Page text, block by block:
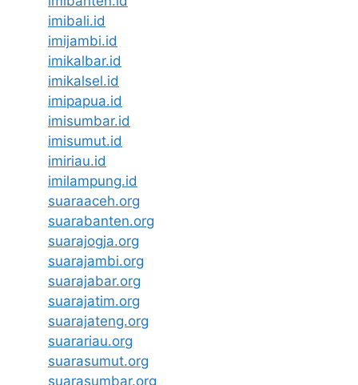
imibali.id
imijambi.id
imikalbar.id
imikalsel.id
imipapua.id
imisumbar.id
imisumut.id
imiriau.id
imilampung.id
suaraaceh.org
suarabanten.org
suarajogja.org
suarajambi.org
suarajabar.org
suarajatim.org
suarajateng.org
suarariau.org
suarasumut.org
suarasumbar.org